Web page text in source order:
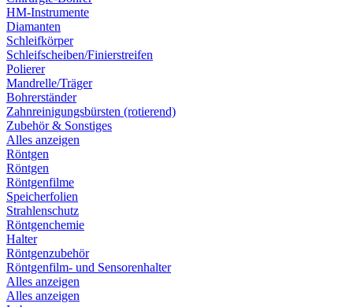
HM-Instrumente
Diamanten
Schleifkörper
Schleifscheiben/Finierstreifen
Polierer
Mandrelle/Träger
Bohrerständer
Zahnreinigungsbürsten (rotierend)
Zubehör & Sonstiges
Alles anzeigen
Röntgen
Röntgen
Röntgenfilme
Speicherfolien
Strahlenschutz
Röntgenchemie
Halter
Röntgenzubehör
Röntgenfilm- und Sensorenhalter
Alles anzeigen
Alles anzeigen